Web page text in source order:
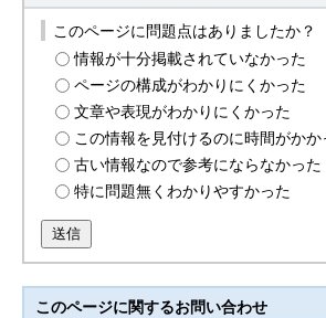
このページに問題点はありましたか？
情報が十分掲載されていなかった
ページの構成がわかりにくかった
文章や表現がわかりにくかった
この情報を見付けるのに時間がかか
古い情報なので参考にならなかった
特に問題無くわかりやすかった
送信
このページに関するお問い合わせ